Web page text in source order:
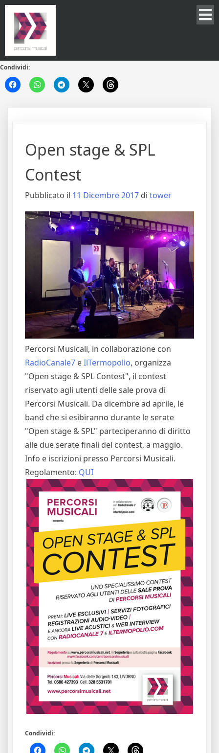
Condividi:
Open stage & SPL
Contest
Pubblicato il 11 Dicembre 2017 di tower
Percorsi Musicali, in collaborazione con
RadioCanale7 eIlTermopolio, organizza
"Open stage & SPL Contest", il contest
riservato agli utenti delle sale prova di
Percorsi Musicali. Da dicembre ad aprile, le
band che si esibiranno durante le serate
"Open stage & SPL" parteciperanno di diritto
alle due serate finali del contest, a maggio.
Info e iscrizioni presso Percorsi Musicali.
Regolamento: QUI
Condividi: